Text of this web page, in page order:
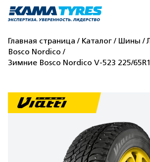
Главная страница Каталог Шины
Bosco Nordico
Зимние Bosco Nordico V-523 225/